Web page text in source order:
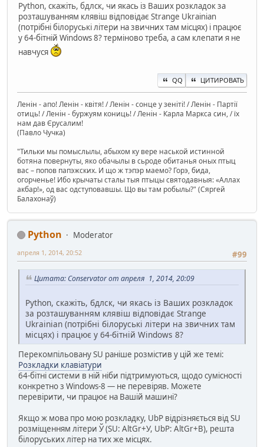
Python, скажіть, бдлск, чи якась із Ваших розкладок за
розташуванням клявіш відповідає Strange Ukrainian
(потрібні білоруські літери на звичних там місцях) і працює
у 64-бітній Windows 8? терміново треба, а сам клепати я не
навчуся
QQ ЦИТИРОВАТЬ
Ленін - апо! Ленін - квітя! / Ленін - сонце у зеніті! / Ленін - Партії
отиць! / Ленін - буржуям кониць! / Ленін - Карла Маркса син, / їх
нам дав Єрусалим!
(Павло Чучка)
"Тильки мы помыслылы, абыхом ку вере наськой истинной
ботяна повернуты, яко обачылы в сьроде обитанья оных птыц
вас – попов папэжских. И що ж тэпэр маемо? Горэ, бида,
огорченье! Ибо крычаты сталы тыя птыцы святодавныя: «Аллах
акбар!», од вас одступовавшы. Що вы там робылы?" (Сяргей
Балахонаў)
Python
Moderator
#99
апреля 1, 2014, 20:52
Цитата: Conservator от апреля 1, 2014, 20:09
Python, скажіть, бдлск, чи якась із Ваших розкладок
за розташуванням клявіш відповідає Strange
Ukrainian (потрібні білоруські літери на звичних там
місцях) і працює у 64-бітній Windows 8?
Перекомпільовану SU раніше розмістив у цій же темі:
Розкладки клавіатури
64-бітні системи в ній ніби підтримуються, щодо сумісності
конкретно з Windows-8 — не перевіряв. Можете
перевірити, чи працює на Вашій машині?
Якщо ж мова про мою розкладку, UbP відрізняється від SU
розміщенням літери Ў (SU: AltGr+У, UbP: AltGr+В), решта
білоруських літер на тих же місцях.